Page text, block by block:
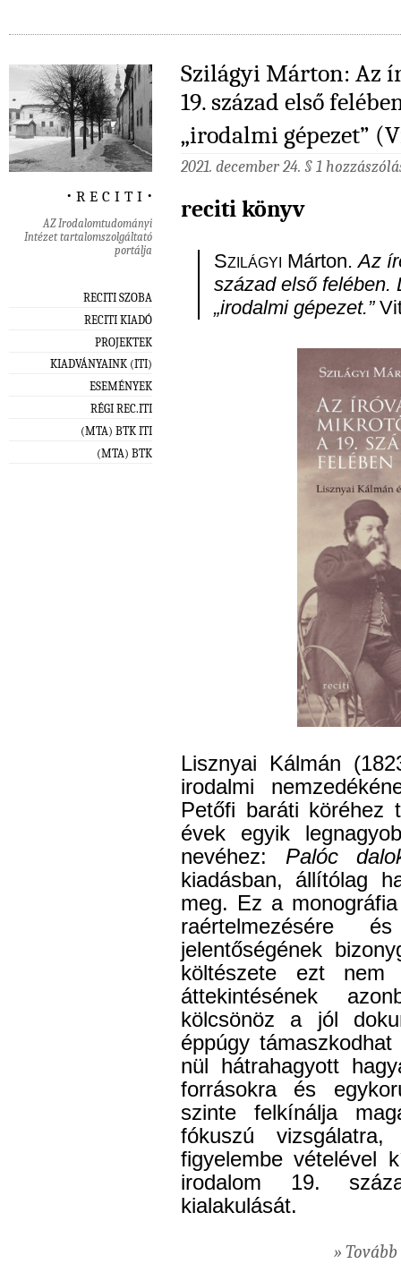
‧ r e c i t i ‧
AZ Irodalomtudományi
Intézet tartalomszolgáltató
portálja
RECITI SZOBA
RECITI KIADÓ
PROJEKTEK
KIADVÁNYAINK (ITI)
ESEMÉNYEK
RÉGI REC.ITI
(MTA) BTK ITI
(MTA) BTK
Szilágyi Márton: Az
19. század első
„irodalmi gépezet”
2021. december 24. § 1
reciti könyv
Szilágyi Márton.Az
század első felében.
„irodalmi gépezet.”
Lisznyai Kálmán
irodalmi
Petőfi baráti kö­réhez
évek egyik
nevéhez: Palóc
kiadásban, állítólag
meg. Ez a
raértelmezésére
jelentőségének
költészete ezt nem
áttekintésének
kölcsönöz a jól
éppúgy
nül hátrahagyott
forrá­sokra és
szinte felkínálja
fókuszú
figyelembe vételével
irodalom 19.
kialakulását.
»